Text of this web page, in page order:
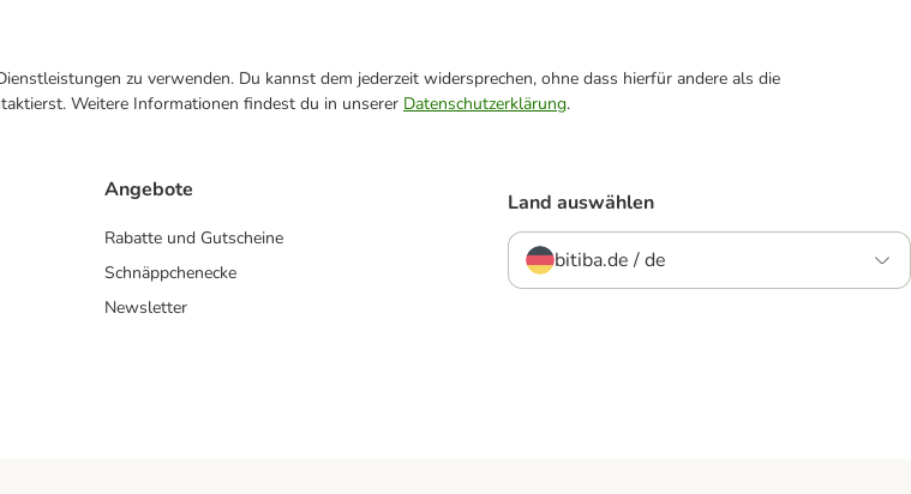
zu verwenden. Du kannst dem jederzeit widersprechen, ohne dass hierfür andere als die
Weitere Informationen findest du in unserer Datenschutzerklärung.
Angebote
Rabatte und Gutscheine
Schnäppchenecke
Newsletter
Land auswählen
bitiba.de / de